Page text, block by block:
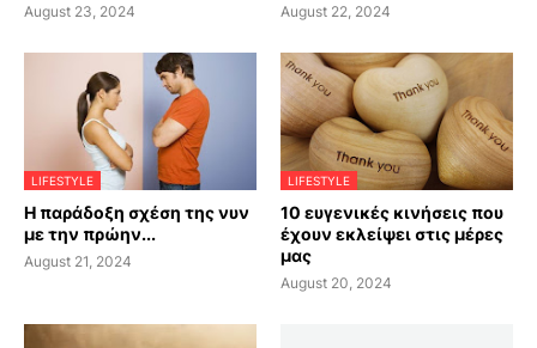
August 23, 2024 August 22, 2024
LIFESTYLE
Η παράδοξη σχέση της νυν
με την πρώην...
August 21, 2024
LIFESTYLE
10 ευγενικές κινήσεις που
έχουν εκλείψει στις μέρες
μας
August 20, 2024